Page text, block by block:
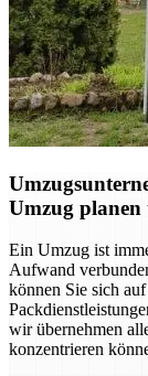
Umzug planen
Ein Umzug ist
Aufwand
können Sie sich
wir übernehmen
konzentrieren